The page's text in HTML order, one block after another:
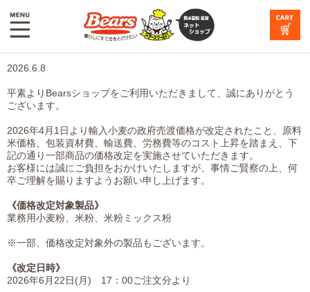
2026.6.8
平素よりBearsショップをご利用いただきまして、誠にありがとう
ございます。
2026年4月1日より輸入小麦の政府売渡価格が改定されたこと、原料
米価格、包装資材費、輸送費、労務費等のコスト上昇を踏まえ、下
記の通り一部商品の価格改定を実施させていただきます。
お客様には誠にご負担をおかけいたしますが、事情ご賢察の上、何
卒ご理解を賜りますようお願い申し上げます。
《価格改定対象製品》
業務用小麦粉、米粉、米粉ミックス粉
※一部、価格改定対象外の製品もございます。
《改定日時》
2026年6月22日(月) 17：00ご注文分より